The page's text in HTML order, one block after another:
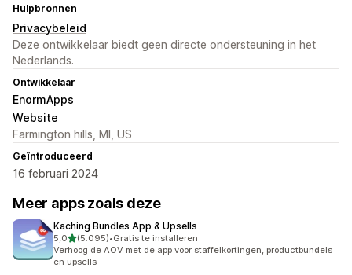
Hulpbronnen
Privacybeleid
Deze ontwikkelaar biedt geen directe ondersteuning in het
Nederlands.
Ontwikkelaar
EnormApps
Website
Farmington hills, MI, US
Geïntroduceerd
16 februari 2024
Meer apps zoals deze
Kaching Bundles App & Upsells
5,0van 5 sterren
(5.095)
5095 recensies in totaal
•Gratis te installeren
Verhoog de AOV met de app voor staffelkortingen, productbundels
en upsells